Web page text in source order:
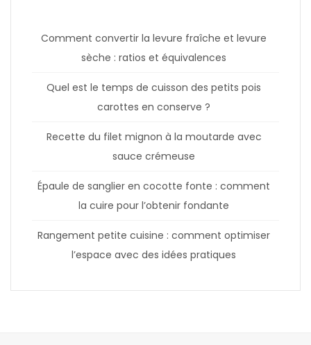
Comment convertir la levure fraîche et levure
sèche : ratios et équivalences
Quel est le temps de cuisson des petits pois
carottes en conserve ?
Recette du filet mignon à la moutarde avec
sauce crémeuse
Épaule de sanglier en cocotte fonte : comment
la cuire pour l’obtenir fondante
Rangement petite cuisine : comment optimiser
l’espace avec des idées pratiques